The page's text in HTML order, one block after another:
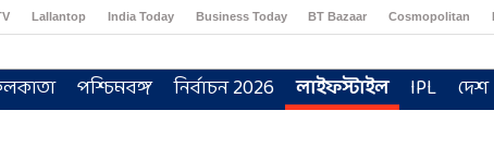
Lallantop India Today Business Today BT Bazaar Cosmopolitan
পশ্চিমবঙ্গ নির্বাচন 2026 লাইফস্টাইল IPL দেশ